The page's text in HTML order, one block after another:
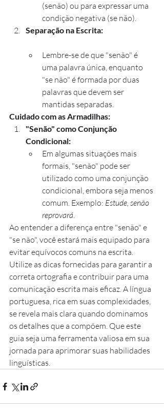
(senão) ou para expressar uma
condição negativa (se não).
Separação na Escrita:
Lembre-se de que "senão" é
uma palavra única, enquanto
"se não" é formada por duas
palavras que devem ser
mantidas separadas.
Cuidado com as Armadilhas:
"Senão" como Conjunção
Condicional:
Em algumas situações mais
formais, "senão" pode ser
utilizado como uma conjunção
condicional, embora seja menos
comum. Exemplo: Estude, senão
reprovará.
Ao entender a diferença entre "senão" e
"se não", você estará mais equipado para
evitar equívocos comuns na escrita.
Utilize as dicas fornecidas para garantir a
correta ortografia e contribuir para uma
comunicação escrita mais eficaz. A língua
portuguesa, rica em suas complexidades,
se revela mais clara quando dominamos
os detalhes que a compõem. Que este
guia seja uma ferramenta valiosa em sua
jornada para aprimorar suas habilidades
linguísticas.